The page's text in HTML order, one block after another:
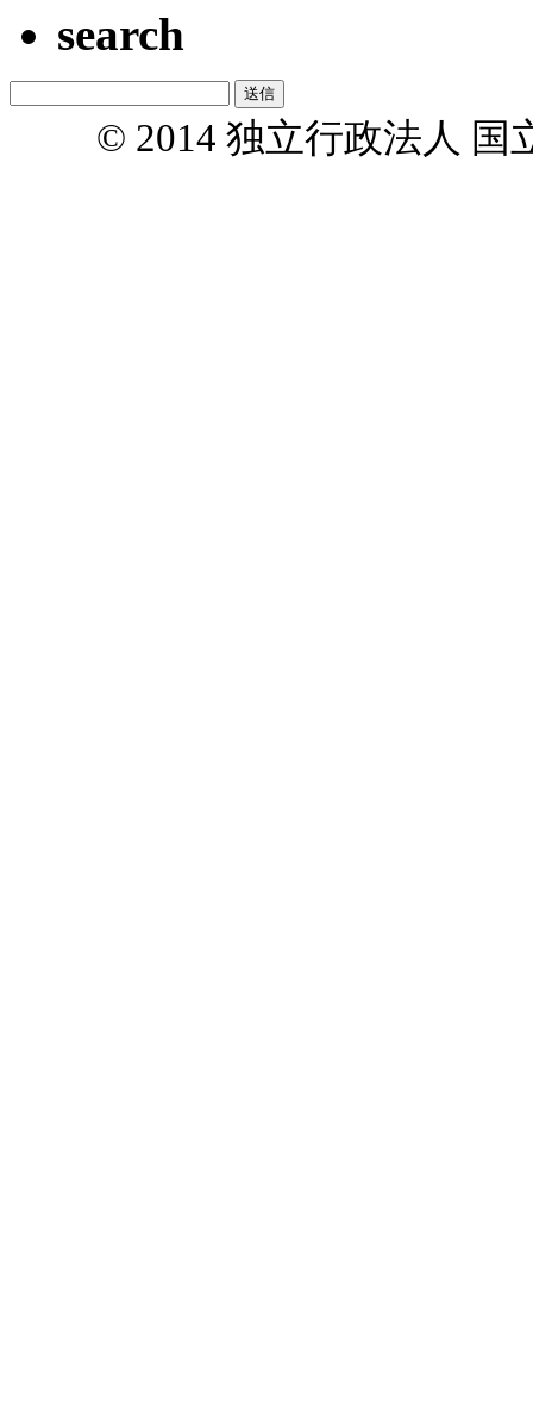
search
© 2014 独立行政法人 国